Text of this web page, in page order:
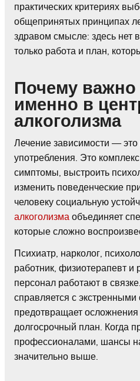
практических критериях
общепринятых принципах
здравом смысле: здесь нет
только работа и план,
Почему
именно в
алкоголизма
Лечение зависимости —
употребления. Это
симптомы, выстроить
изменить поведенческие
человеку социальную
алкоголизма объединяет
которые сложно
Психиатр, нарколог,
работник, физиотерапевт и
персонал работают в
справляется с экстренными
предотвращает
долгосрочный план. Когда
профессионалами, шансы
значительно выше.